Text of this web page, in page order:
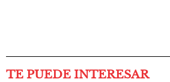
TE PUEDE INTERESAR